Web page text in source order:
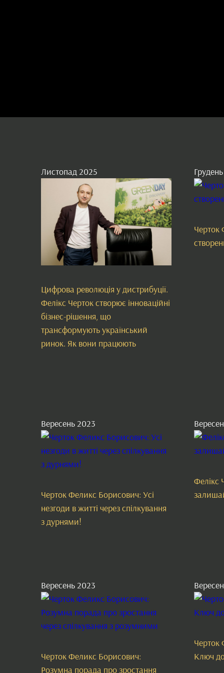
Листопад 2025
Цифрова революція у дистрибуції.
Фелікс Черток створює інноваційні
бізнес-рішення, що
трансформують український
ринок. Як вони працюють
Черток
Вересень 2023
Черток Феликс Борисович: Усі
незгоди в житті через спілкування
з дурнями!
Фелікс
Вересень 2023
Черток Феликс Борисович:
Розумна порада про зростання
Черток
Ключ